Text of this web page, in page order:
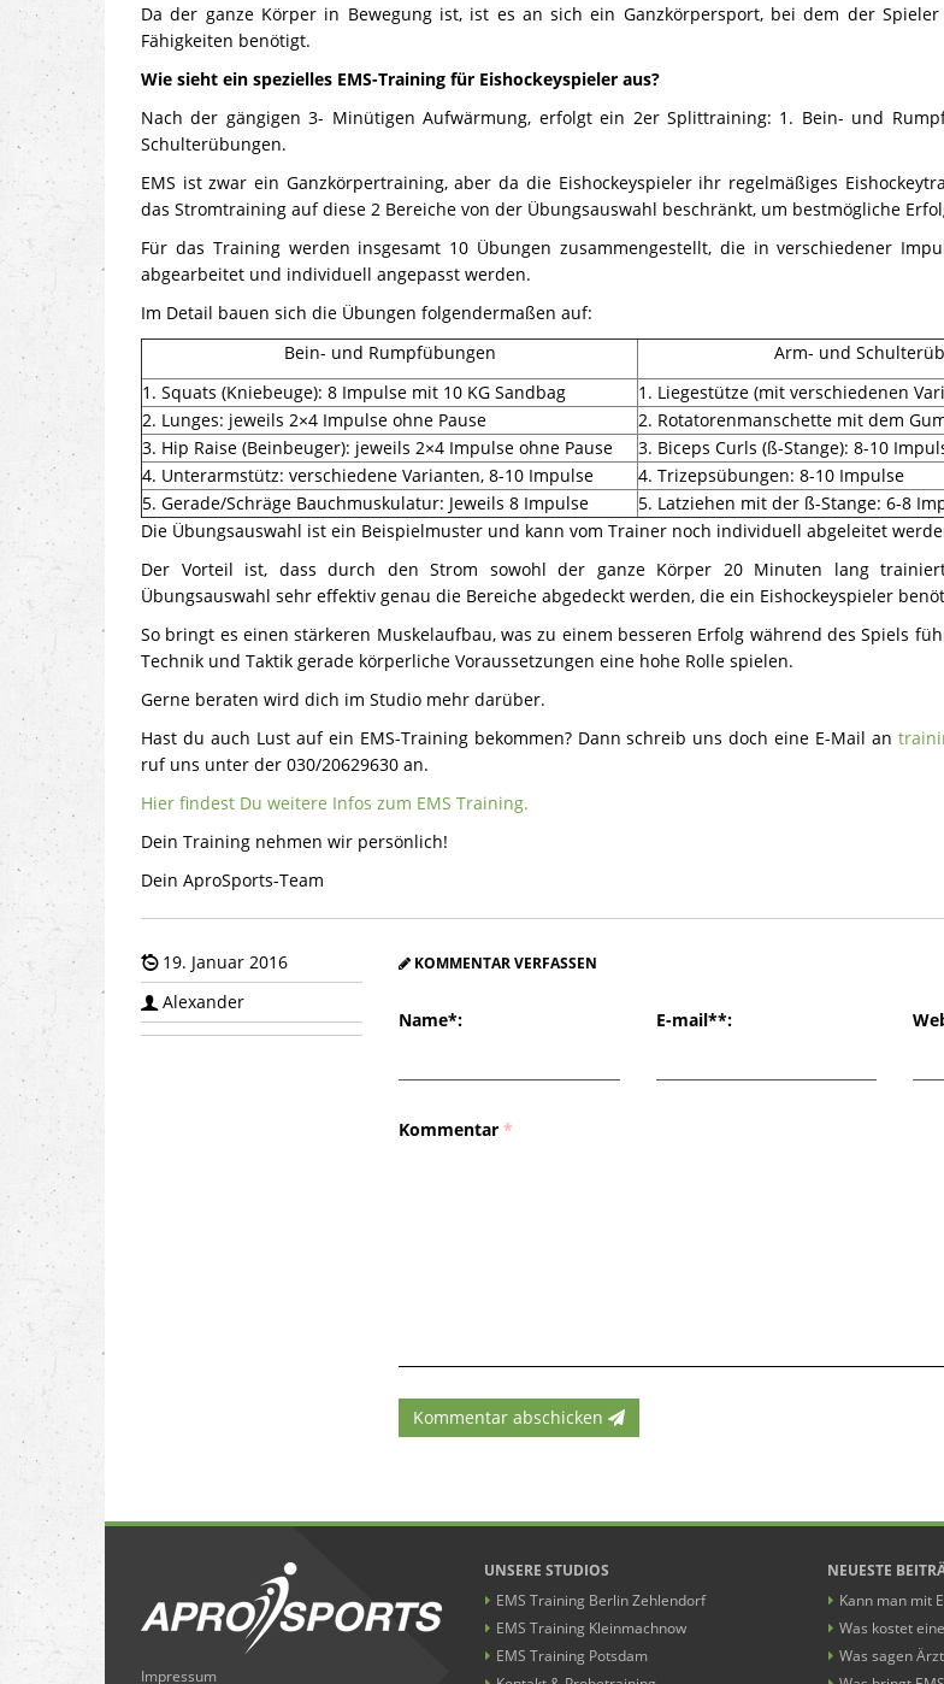
Da der ganze Körper in Bewegung ist, ist es an sich ein Ganzkörpersport, bei dem der
Fähigkeiten benötigt.
Wie sieht ein spezielles EMS-Training für Eishockeyspieler aus?
Nach der gängigen 3- Minütigen Aufwärmung, erfolgt ein 2er Splittraining: 1. Bein- und
Schulterübungen.
EMS ist zwar ein Ganzkörpertraining, aber da die Eishockeyspieler ihr regelmäßiges
das Stromtraining auf diese 2 Bereiche von der Übungsauswahl beschränkt, um bestmögliche
Für das Training werden insgesamt 10 Übungen zusammengestellt, die in verschiedener
abgearbeitet und individuell angepasst werden.
Im Detail bauen sich die Übungen folgendermaßen auf:
Bein- und Rumpfübungen
Arm- und
1. Squats (Kniebeuge): 8 Impulse mit 10 KG Sandbag
1. Liegestütze (mit verschiedenen
2. Lunges: jeweils 2×4 Impulse ohne Pause
2. Rotatorenmanschette mit dem
3. Hip Raise (Beinbeuger): jeweils 2×4 Impulse ohne Pause
3. Biceps Curls (ß-Stange): 8-10
4. Unterarmstütz: verschiedene Varianten, 8-10 Impulse
4. Trizepsübungen: 8-10 Impulse
5. Gerade/Schräge Bauchmuskulatur: Jeweils 8 Impulse
5. Latziehen mit der ß-Stange: 6-8
Die Übungsauswahl ist ein Beispielmuster und kann vom Trainer noch individuell abgeleitet
Der Vorteil ist, dass durch den Strom sowohl der ganze Körper 20 Minuten lang
Übungsauswahl sehr effektiv genau die Bereiche abgedeckt werden, die ein Eishockeyspieler
So bringt es einen stärkeren Muskelaufbau, was zu einem besseren Erfolg während des Spiels
Technik und Taktik gerade körperliche Voraussetzungen eine hohe Rolle spielen.
Gerne beraten wird dich im Studio mehr darüber.
Hast du auch Lust auf ein EMS-Training bekommen? Dann schreib uns doch eine E-Mail an
ruf uns unter der 030/20629630 an.
Hier findest Du weitere Infos zum EMS Training.
Dein Training nehmen wir persönlich!
Dein AproSports-Team
19. Januar 2016
Alexander
KOMMENTAR VERFASSEN
Name*: E-mail**:
Kommentar *
Kommentar abschicken
Impressum
UNSERE STUDIOS
EMS Training Berlin Zehlendorf
EMS Training Kleinmachnow
EMS Training Potsdam
NEUESTE
Kann man mit
Was kostet
Was sagen